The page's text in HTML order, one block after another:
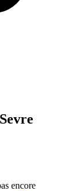
encore